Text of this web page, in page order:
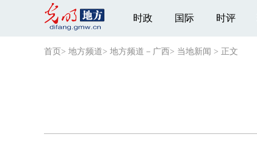
时政 国际 时评
首页 > 地方频道> 地方频道－广西> 当地新闻 > 正文